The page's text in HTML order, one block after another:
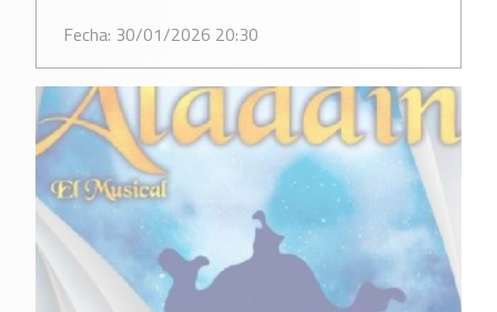
Fecha: 30/01/2026 20:30